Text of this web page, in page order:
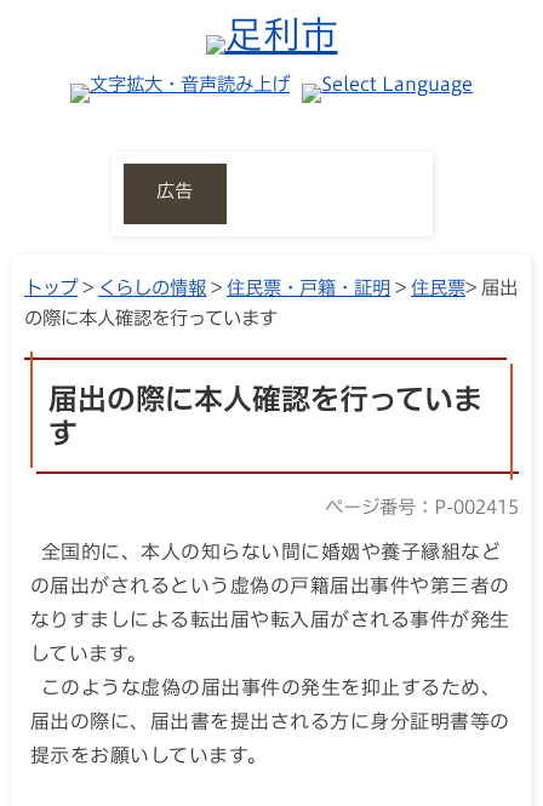
広告
トップ> くらしの情報 > 住民票・戸籍・証明 > 住民票> 届出
の際に本人確認を行っています
届出の際に本人確認を行っていま
す
ページ番号：P-002415
全国的に、本人の知らない間に婚姻や養子縁組など
の届出がされるという虚偽の戸籍届出事件や第三者の
なりすましによる転出届や転入届がされる事件が発生
しています。
このような虚偽の届出事件の発生を抑止するため、
届出の際に、届出書を提出される方に身分証明書等の
提示をお願いしています。